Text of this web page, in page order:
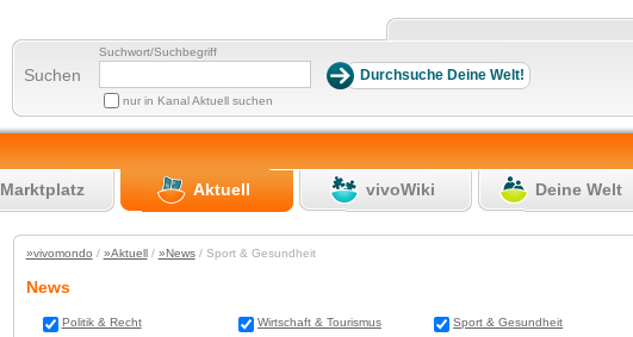
Suchen
Suchwort/Suchbegriff
nur in Kanal Aktuell suchen
Marktplatz Aktuell vivoWiki Deine Welt
»vivomondo / »Aktuell/ »News/ Sport & Gesundheit
News
Politik & Recht Wirtschaft & Tourismus
Sport & Gesundheit